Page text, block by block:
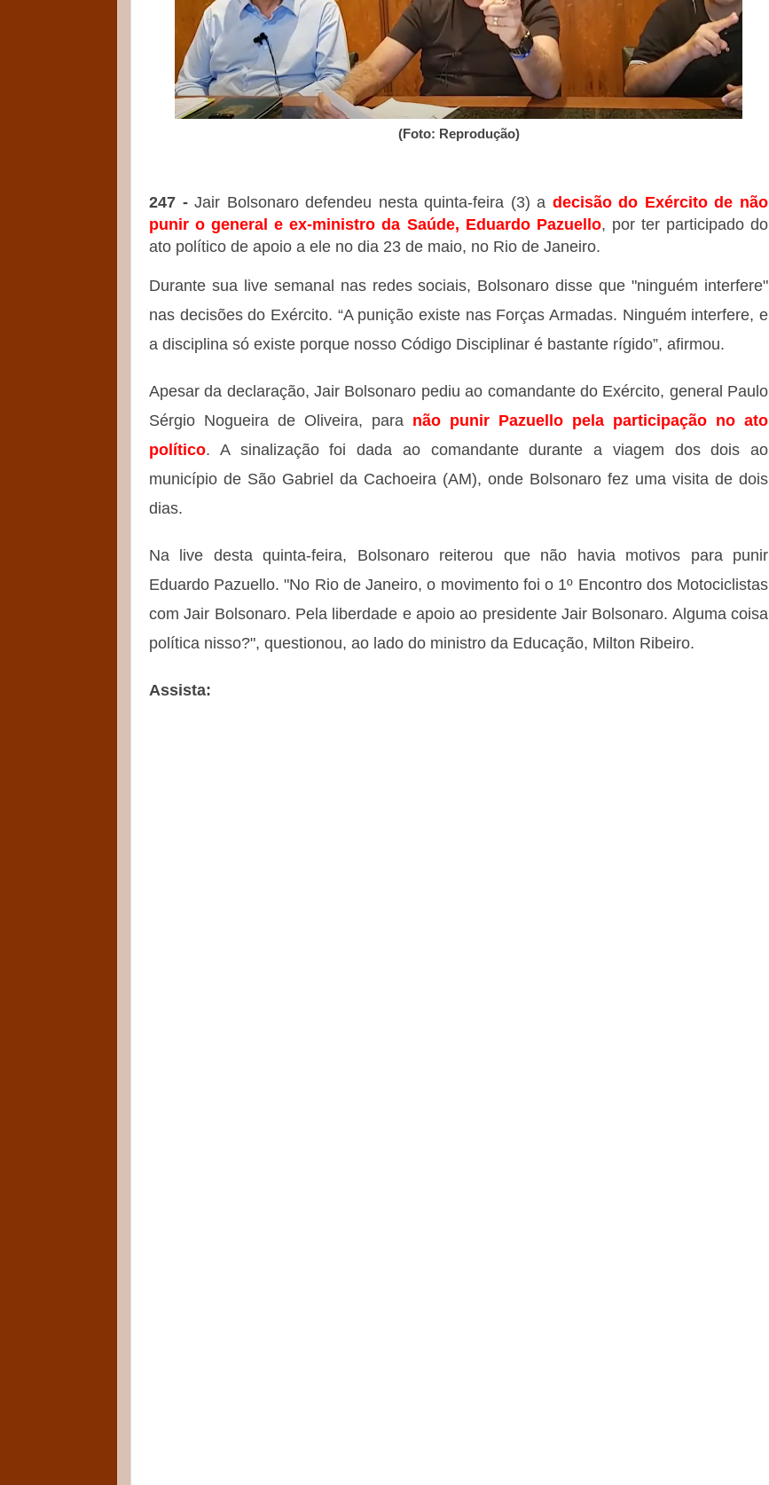
(Foto: Reprodução)
247 -Jair Bolsonaro defendeu nesta quinta-feira (3) a decisão do Exército de não
punir o general e ex-ministro da Saúde, Eduardo Pazuello, por ter participado do
ato político de apoio a ele no dia 23 de maio, no Rio de Janeiro.
Durante sua live semanal nas redes sociais, Bolsonaro disse que "ninguém interfere"
nas decisões do Exército. “A punição existe nas Forças Armadas. Ninguém interfere, e
a disciplina só existe porque nosso Código Disciplinar é bastante rígido”, afirmou.
Apesar da declaração, Jair Bolsonaro pediu ao comandante do Exército, general Paulo
Sérgio Nogueira de Oliveira, para não punir Pazuello pela participação no ato
político. A sinalização foi dada ao comandante durante a viagem dos dois ao
município de São Gabriel da Cachoeira (AM), onde Bolsonaro fez uma visita de dois
dias.
Na live desta quinta-feira, Bolsonaro reiterou que não havia motivos para punir
Eduardo Pazuello. "No Rio de Janeiro, o movimento foi o 1º Encontro dos Motociclistas
com Jair Bolsonaro. Pela liberdade e apoio ao presidente Jair Bolsonaro. Alguma coisa
política nisso?", questionou, ao lado do ministro da Educação, Milton Ribeiro.
Assista: